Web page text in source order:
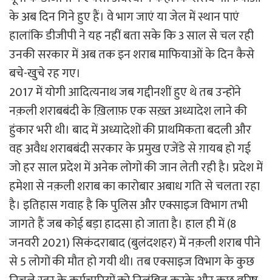
के अब दिन गिने हुए हैं। वे भाग जाएं या जेल में स्थान पाएं
हालांकि डीजीपी ने यह नहीं बता सके कि 3 साल से चल रही
उनकी सरकार में अब तक इन शराब माफियाओं के दिन कैसे
बचे-खुचे रह गए।
2017 में योगी आदित्यनाथ जब गद्दीनशीं हुए थे तब उन्होंने
नक़ली शराबबंदी के ख़िलाफ़ एक सख़्त अध्यादेश लाने की
हुंकार भरी थी। बाद में अध्यादेशों की प्राथमिकता बदली और
वह अवैध शराबबंदी सरकार के प्रमुख एजेंडे से ग़ायब हो गई
जो हर साल प्रदेश में अनेक लोगों की जान लेती रही है। प्रदेश में
हमेशा से नक़ली शराब का कारोबार अबाध गति से चलता रहा
है। इतिहास गवाह है कि पुलिस और एक्साइज विभाग तभी
जागते हैं जब कोई बड़ा हादसा हो जाता है। हाल ही में (8
जनवरी 2021) सिकंदराबाद (बुलंदशहर) में नक़ली शराब पीने
से 5 लोगों की मौत हो गयी थी। तब एक्साइज विभाग के कुछ